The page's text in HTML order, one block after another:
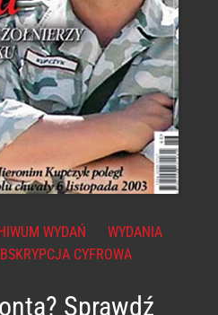
WYDAŃ
WYDANIA
CYFROWA
Sprawdź